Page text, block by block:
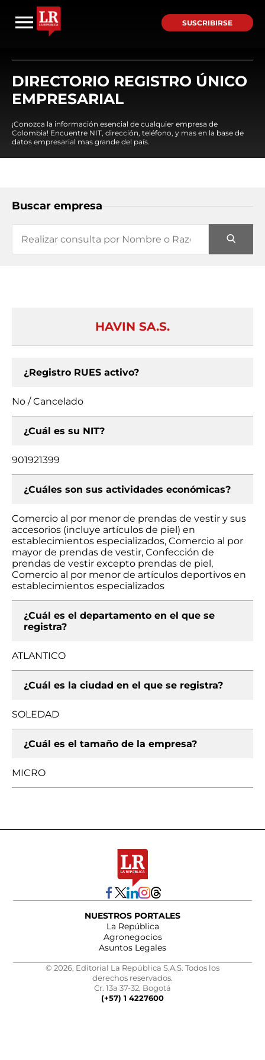
SUSCRIBIRSE
DIRECTORIO REGISTRO ÚNICO
EMPRESARIAL
¡Conozca la información esencial de cualquier empresa de
Colombia! Encuentre NIT, dirección, teléfono, y mas en la base de
datos empresarial mas grande del país.
Buscar empresa
HAVIN SA.S.
¿Registro RUES activo?
No / Cancelado
¿Cuál es su NIT?
901921399
¿Cuáles son sus actividades económicas?
Comercio al por menor de prendas de vestir y sus
accesorios (incluye artículos de piel) en
establecimientos especializados, Comercio al por
mayor de prendas de vestir, Confección de
prendas de vestir excepto prendas de piel,
Comercio al por menor de artículos deportivos en
establecimientos especializados
¿Cuál es el departamento en el que se
registra?
ATLANTICO
¿Cuál es la ciudad en el que se registra?
SOLEDAD
¿Cuál es el tamaño de la empresa?
MICRO
NUESTROS PORTALES
La República
Agronegocios
Asuntos Legales
© 2026, Editorial La República S.A.S. Todos los
derechos reservados.
Cr. 13a 37-32, Bogotá
(+57) 1 4227600